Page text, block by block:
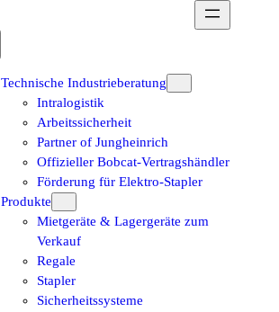
Technische Industrieberatung
Intralogistik
Arbeitssicherheit
Partner of Jungheinrich
Offizieller Bobcat-Vertragshändler
Förderung für Elektro-Stapler
Produkte
Mietgeräte & Lagergeräte zum
Verkauf
Regale
Stapler
Sicherheitssysteme